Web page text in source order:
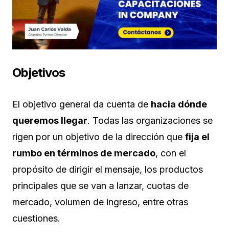
Objetivos
El objetivo general da cuenta de hacia dónde
queremos llegar. Todas las organizaciones se
rigen por un objetivo de la dirección que fija el
rumbo en términos de mercado, con el
propósito de dirigir el mensaje, los productos
principales que se van a lanzar, cuotas de
mercado, volumen de ingreso, entre otras
cuestiones.